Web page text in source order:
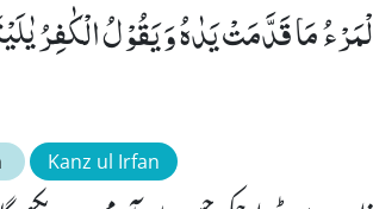
مَا قَدَّمَتْ یَدٰهُ وَ یَقُوْلُ الْكٰفِرُ
Kanz ul Irfan